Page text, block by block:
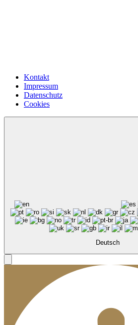
Kontakt
Impressum
Datenschutz
Cookies
Deutsch